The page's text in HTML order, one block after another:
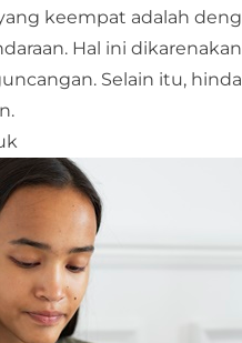
keempat adalah
Hal ini
Selain itu,